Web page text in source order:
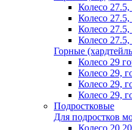
Колесо
Колесо
Колесо
Колесо
Горные
Колесо 29
Колесо 29,
Колесо 29,
Колесо 29,
Подростковые
Для подростков
Колесо 20